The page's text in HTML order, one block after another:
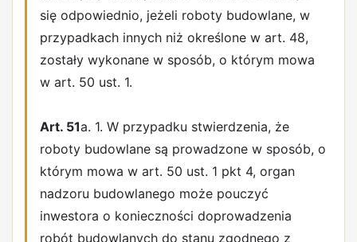
się odpowiednio, jeżeli roboty budowlane, w
przypadkach innych niż określone w art. 48,
zostały wykonane w sposób, o którym mowa
w art. 50 ust. 1.
Art. 51a. 1. W przypadku stwierdzenia, że
roboty budowlane są prowadzone w sposób, o
którym mowa w art. 50 ust. 1 pkt 4, organ
nadzoru budowlanego może pouczyć
inwestora o konieczności doprowadzenia
robót budowlanych do stanu zgodnego z